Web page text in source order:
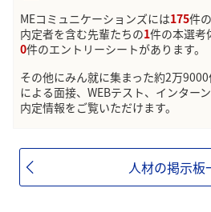
MEコミュニケーションズには175件
内定者を含む先輩たちの1件の本選考
0件のエントリーシートがあります。
その他にみん就に集まった約2万
による面接、WEBテスト、インター
内定情報をご覧いただけます。
人材の掲示板